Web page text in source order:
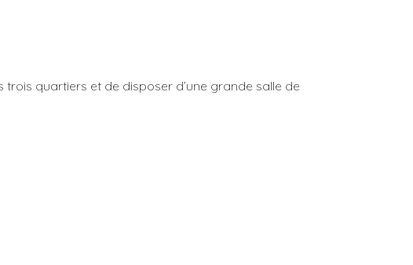
quartiers et de disposer d’une grande salle de